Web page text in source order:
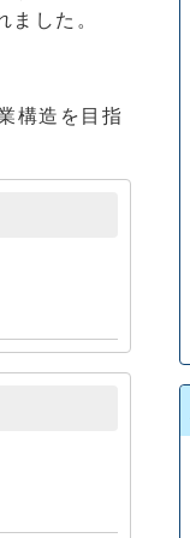
した。
構造を目指